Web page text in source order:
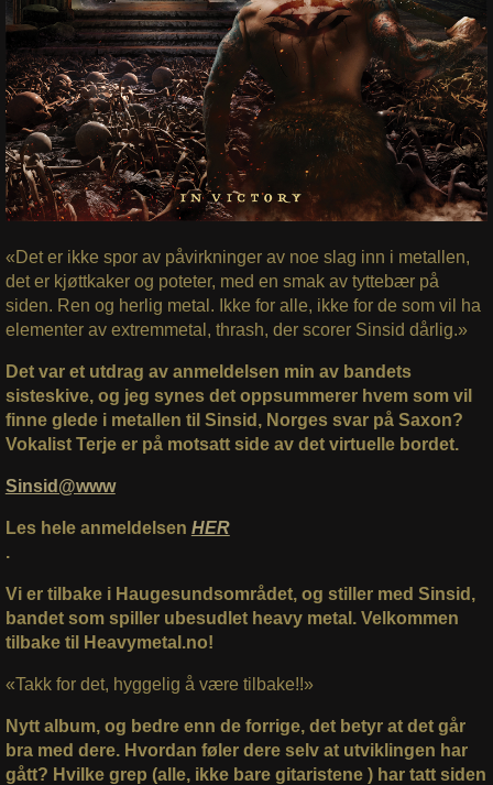
«Det er ikke spor av påvirkninger av noe slag inn i metallen,
det er kjøttkaker og poteter, med en smak av tyttebær på
siden. Ren og herlig metal. Ikke for alle, ikke for de som vil ha
elementer av extremmetal, thrash, der scorer Sinsid dårlig.»
Det var et utdrag av anmeldelsen min av bandets
sisteskive, og jeg synes det oppsummerer hvem som vil
finne glede i metallen til Sinsid, Norges svar på Saxon?
Vokalist Terje er på motsatt side av det virtuelle bordet.
Sinsid@www
Les hele anmeldelsen HER
.
Vi er tilbake i Haugesundsområdet, og stiller med Sinsid,
bandet som spiller ubesudlet heavy metal. Velkommen
tilbake til Heavymetal.no!
«Takk for det, hyggelig å være tilbake!!»
Nytt album, og bedre enn de forrige, det betyr at det går
bra med dere. Hvordan føler dere selv at utviklingen har
gått? Hvilke grep (alle, ikke bare gitaristene ) har tatt siden